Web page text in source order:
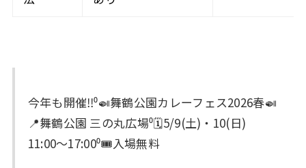
今年も開催‼️⁰🍛舞鶴公園カレーフェス2026春🍛
📍舞鶴公園 三の丸広場⁰🗓5/9(土)・10(日)
11:00〜17:00⁰🎟入場無料